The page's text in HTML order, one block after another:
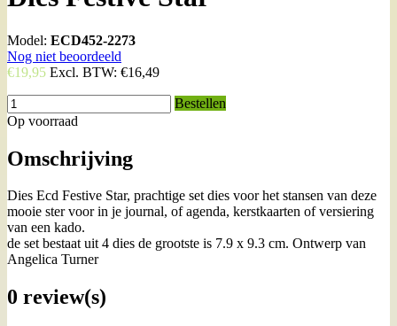
Model: ECD452-2273
Nog niet beoordeeld
€19,95 Excl. BTW: €16,49
Bestellen
Op voorraad
Omschrijving
Dies Ecd Festive Star, prachtige set dies voor het stansen van deze
mooie ster voor in je journal, of agenda, kerstkaarten of versiering
van een kado.
de set bestaat uit 4 dies de grootste is 7.9 x 9.3 cm. Ontwerp van
Angelica Turner
0 review(s)